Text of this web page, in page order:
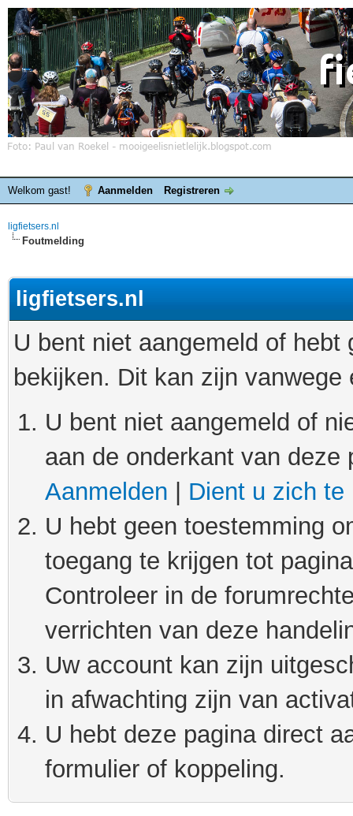
Welkom gast! Aanmelden Registreren
ligfietsers.nl
Foutmelding
ligfietsers.nl
U bent niet aangemeld of
bekijken. Dit kan zijn
U bent niet aangemeld of
aan de onderkant van
Aanmelden
Dient u zich te
U hebt geen toestemming
toegang te krijgen tot
Controleer in de
verrichten van deze
Uw account kan zijn
in afwachting zijn van
U hebt deze pagina direct
formulier of koppeling.